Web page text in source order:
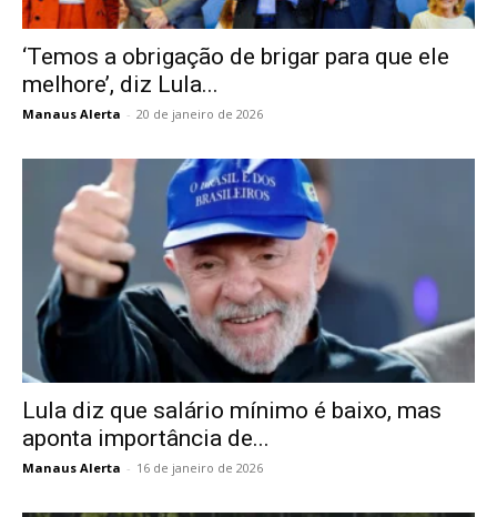
‘Temos a obrigação de brigar para que ele
melhore’, diz Lula...
Manaus Alerta - 20 de janeiro de 2026
Lula diz que salário mínimo é baixo, mas
aponta importância de...
Manaus Alerta - 16 de janeiro de 2026